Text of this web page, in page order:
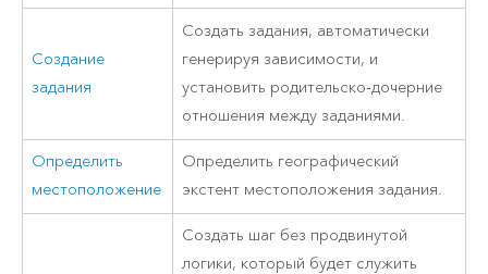
Создание
задания
Создать задания, автоматически
генерируя зависимости, и
установить родительско-дочерние
отношения между заданиями.
Определить
местоположение
Определить географический
экстент местоположения задания.
Создать шаг без продвинутой
логики, который будет служить